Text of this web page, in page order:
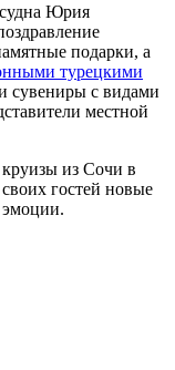
Юрия
подарки, а
турецкими
сувениры с видами
местной
круизы из Сочи в
гостей новые